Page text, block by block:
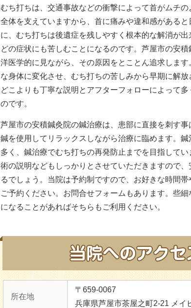
むち打ちは、交通事故などの衝撃によって首がムチ
全体を支えていますから、首に痛みや違和感がある
に、むち打ちは後遺症を残しやすく根本的な解消が
どの症状にも苦しむことになるのです。芦屋市の安
洋医学的に見ながら、その原因をとことん追求しま
な身体に変化させ、むち打ちの苦しみから早期に解
どこよりも丁寧な説明とアフターフォローによって
のです。
芦屋市の安積鍼灸院の鍼治療は、患部に直接を刺す
鍼を使用してリラックスしながら治療に臨めます。
多く、鍼治療でむち打ちの再発防止までを目指して
術の説明などもしっかりとさせていただきますので
るでしょう。当院は予約制ですので、お好きな時間
ご予約ください。お問合せフォームもあります。些
になることがあればそちらもご利用ください。
所在地
〒659-0067
兵庫県芦屋市茶屋之町2-21 メイ